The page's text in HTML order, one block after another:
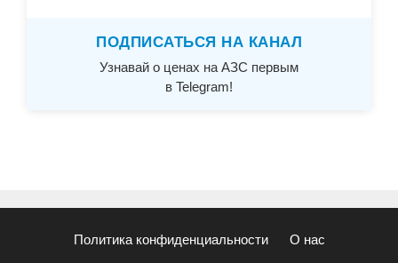
ПОДПИСАТЬСЯ НА КАНАЛ
Узнавай о ценах на АЗС первым
в Telegram!
Политика конфиденциальности О нас